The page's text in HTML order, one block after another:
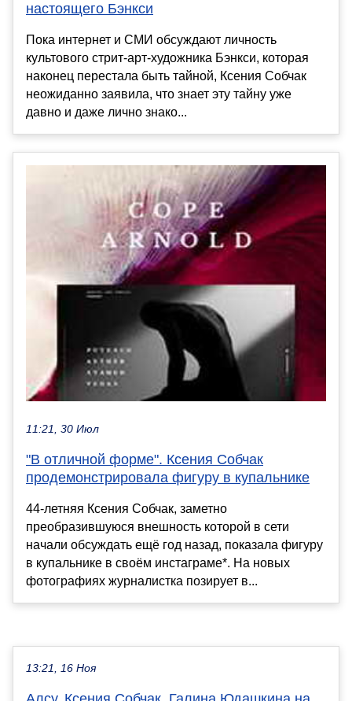
настоящего Бэнкси
Пока интернет и СМИ обсуждают личность
культового стрит-арт-художника Бэнкси, которая
наконец перестала быть тайной, Ксения Собчак
неожиданно заявила, что знает эту тайну уже
давно и даже лично знако...
11:21, 30 Июл
"В отличной форме". Ксения Собчак
продемонстрировала фигуру в купальнике
44-летняя Ксения Собчак, заметно
преобразившуюся внешность которой в сети
начали обсуждать ещё год назад, показала фигуру
в купальнике в своём инстаграме*. На новых
фотографиях журналистка позирует в...
13:21, 16 Ноя